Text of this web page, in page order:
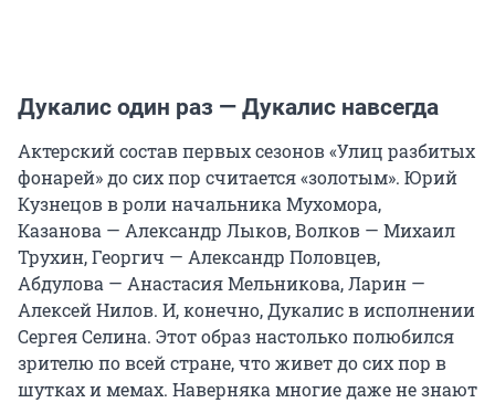
Дукалис один раз — Дукалис навсегда
Актерский состав первых сезонов «Улиц разбитых
фонарей» до сих пор считается «золотым». Юрий
Кузнецов в роли начальника Мухомора,
Казанова — Александр Лыков, Волков — Михаил
Трухин, Георгич — Александр Половцев,
Абдулова — Анастасия Мельникова, Ларин —
Алексей Нилов. И, конечно, Дукалис в исполнении
Сергея Селина. Этот образ настолько полюбился
зрителю по всей стране, что живет до сих пор в
шутках и мемах. Наверняка многие даже не знают